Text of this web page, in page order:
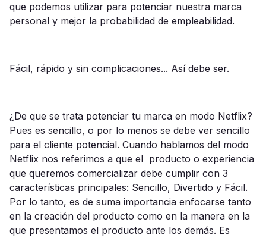
que podemos utilizar para potenciar nuestra marca
personal y mejor la probabilidad de empleabilidad.
Fácil, rápido y sin complicaciones... Así debe ser.
¿De que se trata potenciar tu marca en modo Netflix?
Pues es sencillo, o por lo menos se debe ver sencillo
para el cliente potencial. Cuando hablamos del modo
Netflix nos referimos a que el producto o experiencia
que queremos comercializar debe cumplir con 3
características principales: Sencillo, Divertido y Fácil.
Por lo tanto, es de suma importancia enfocarse tanto
en la creación del producto como en la manera en la
que presentamos el producto ante los demás. Es